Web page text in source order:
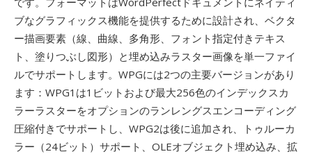
ブなグラフィックス機能を提供するために設計され、ベクタ
ー描画要素（線、曲線、多角形、フォント指定付きテキス
ト、塗りつぶし図形）と埋め込みラスター画像を単一ファイ
ルでサポートします。WPGには2つの主要バージョンがあり
ます：WPG1は1ビットおよび最大256色のインデックスカ
ラーラスターをオプションのランレングスエンコーディング
圧縮付きでサポートし、WPG2は後に追加され、トゥルーカ
ラー（24ビット）サポート、OLEオブジェクト埋め込み、拡